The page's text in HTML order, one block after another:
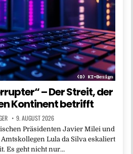
– Der Streit, der
Kontinent betrifft
9. AUGUST 2026
Präsidenten Javier Milei und
Lula da Silva eskaliert
Es geht nicht nur…